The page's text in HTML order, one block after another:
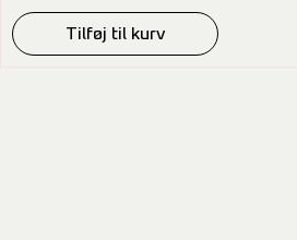
Tilføj til kurv